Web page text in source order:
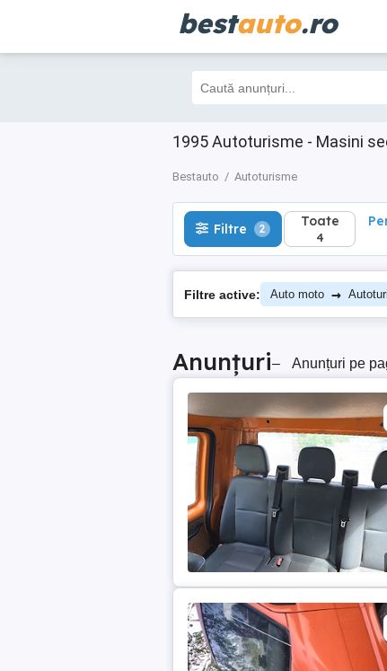
bestauto.ro
1995 Autoturisme - Masini
Bestauto Autoturisme
Filtre 2 Toate
4
Filtre 2 Toate
4
Filtre active: Auto moto →
Anunțuri– Anunțuri pe